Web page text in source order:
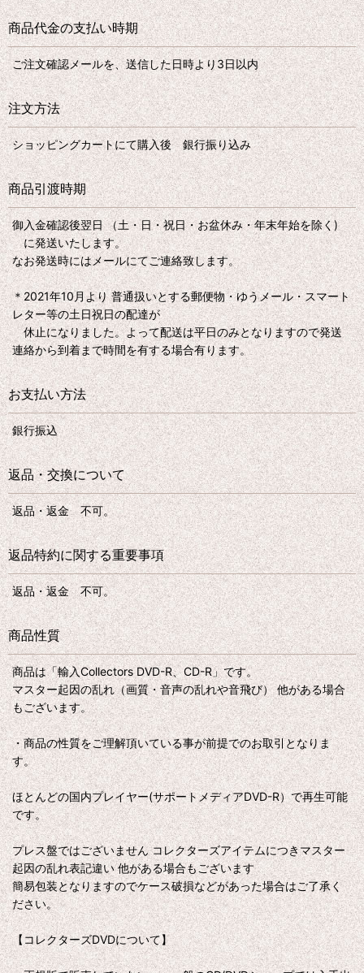
商品代金の支払い時期
ご注文確認メールを、送信した日時より3日以内
注文方法
ショッピングカートにて購入後 銀行振り込み
商品引渡時期
御入金確認後翌日 （土・日・祝日・お盆休み・年末年始を除く)
に発送いたします。
なお発送時にはメールにてご連絡致します。
＊2021年10月より 普通扱いとする郵便物・ゆうメール・スマート
レター等の土日祝日の配達が
休止になりました。よって配送は平日のみとなりますので発送
連絡から到着まで時間を有する場合有ります。
お支払い方法
銀行振込
返品・交換について
返品・返金 不可。
返品特約に関する重要事項
返品・返金 不可。
商品性質
商品は「輸入Collectors DVD-R、CD-R」です。
マスター起因の乱れ（画質・音声の乱れや音飛び） 他がある場合
もございます。
・商品の性質をご理解頂いている事が前提でのお取引となりま
す。
ほとんどの国内プレイヤー(サポートメディアDVD-R）で再生可能
です。
プレス盤ではございません コレクターズアイテムにつきマスター
起因の乱れ表記違い 他がある場合もございます
簡易包装となりますのでケース破損などがあった場合はご了承く
ださい。
【コレクターズDVDについて】